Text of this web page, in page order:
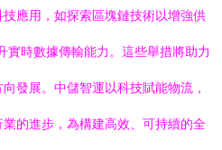
應用，如探索區塊鏈技術以增強供
實時數據傳輸能力。這些舉措將助力
發展。中儲智運以科技賦能物流，
的進步，為構建高效、可持續的全